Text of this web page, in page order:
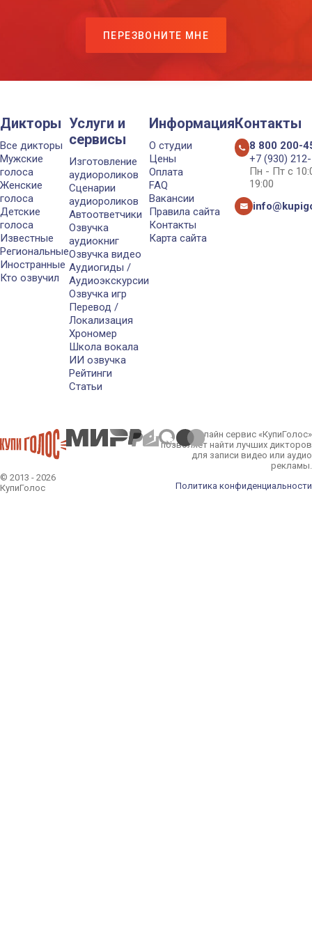
ПЕРЕЗВОНИТЕ МНЕ
Дикторы
Все дикторы
Мужские
голоса
Женские
голоса
Детские
голоса
Известные
Региональные
Иностранные
Кто озвучил
Услуги и
сервисы
Изготовление
аудиороликов
Сценарии
аудиороликов
Автоответчики
Озвучка
аудиокниг
Озвучка видео
Аудиогиды /
Аудиоэкскурсии
Озвучка игр
Перевод /
Локализация
Хрономер
Школа вокала
ИИ озвучка
Рейтинги
Статьи
Информация
О студии
Цены
Оплата
FAQ
Вакансии
Правила сайта
Контакты
Карта сайта
Контакты
8 800 200-
+7 (930)
Пн - Пт с
19:00
© 2013 - 2026
КупиГолос
Онлайн сервис «КупиГолос»
позволяет найти лучших дикторов
для записи видео или аудио
рекламы.
Политика конфиденциальности